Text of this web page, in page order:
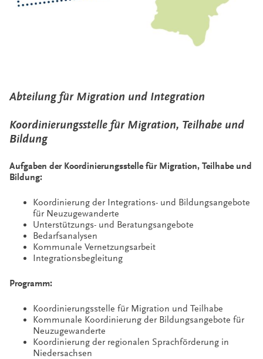
Abteilung für Migration und Integration
Koordinierungsstelle für Migration, Teilhabe und
Bildung
Aufgaben der Koordinierungsstelle für Migration, Teilhabe und
Bildung:
Koordinierung der Integrations- und Bildungsangebote
für Neuzugewanderte
Unterstützungs- und Beratungsangebote
Bedarfsanalysen
Kommunale Vernetzungsarbeit
Integrationsbegleitung
Programm:
Koordinierungsstelle für Migration und Teilhabe
Kommunale Koordinierung der Bildungsangebote für
Neuzugewanderte
Koordinierung der regionalen Sprachförderung in
Niedersachsen